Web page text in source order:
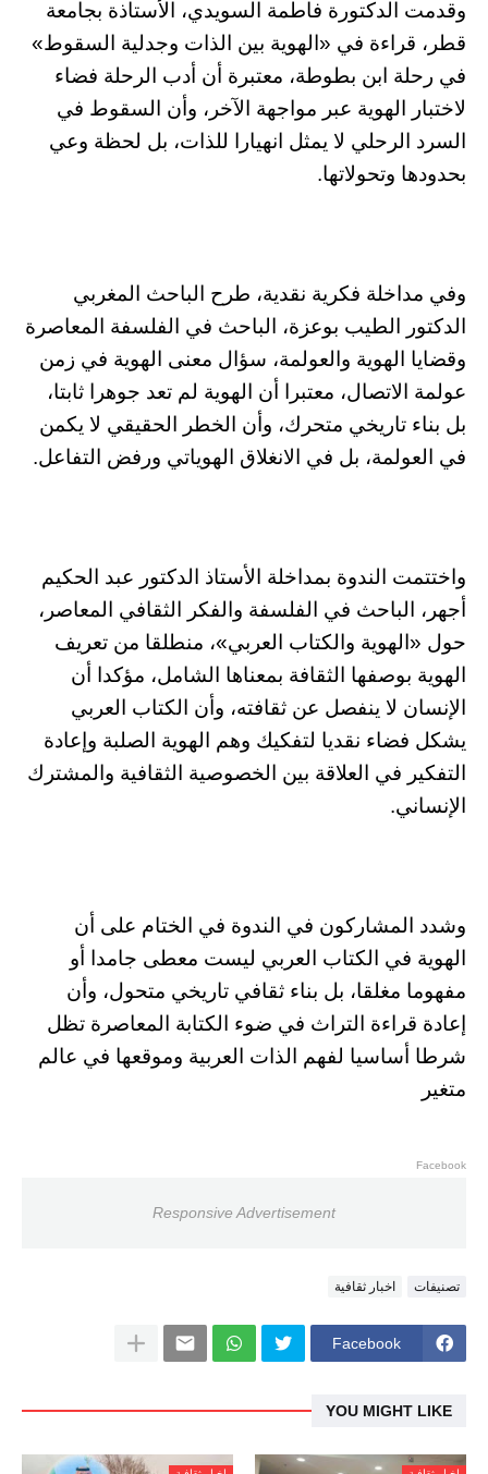
وقدمت الدكتورة فاطمة السويدي، الأستاذة بجامعة
قطر، قراءة في «الهوية بين الذات وجدلية السقوط»
في رحلة ابن بطوطة، معتبرة أن أدب الرحلة فضاء
لاختبار الهوية عبر مواجهة الآخر، وأن السقوط في
السرد الرحلي لا يمثل انهيارا للذات، بل لحظة وعي
بحدودها وتحولاتها.
وفي مداخلة فكرية نقدية، طرح الباحث المغربي
الدكتور الطيب بوعزة، الباحث في الفلسفة المعاصرة
وقضايا الهوية والعولمة، سؤال معنى الهوية في زمن
عولمة الاتصال، معتبرا أن الهوية لم تعد جوهرا ثابتا،
بل بناء تاريخي متحرك، وأن الخطر الحقيقي لا يكمن
في العولمة، بل في الانغلاق الهوياتي ورفض التفاعل.
واختتمت الندوة بمداخلة الأستاذ الدكتور عبد الحكيم
أجهر، الباحث في الفلسفة والفكر الثقافي المعاصر،
حول «الهوية والكتاب العربي»، منطلقا من تعريف
الهوية بوصفها الثقافة بمعناها الشامل، مؤكدا أن
الإنسان لا ينفصل عن ثقافته، وأن الكتاب العربي
يشكل فضاء نقديا لتفكيك وهم الهوية الصلبة وإعادة
التفكير في العلاقة بين الخصوصية الثقافية والمشترك
الإنساني.
وشدد المشاركون في الندوة في الختام على أن
الهوية في الكتاب العربي ليست معطى جامدا أو
مفهوما مغلقا، بل بناء ثقافي تاريخي متحول، وأن
إعادة قراءة التراث في ضوء الكتابة المعاصرة تظل
شرطا أساسيا لفهم الذات العربية وموقعها في عالم
متغير
Facebook
Responsive Advertisement
تصنيفات اخبار ثقافية
Facebook
YOU MIGHT LIKE